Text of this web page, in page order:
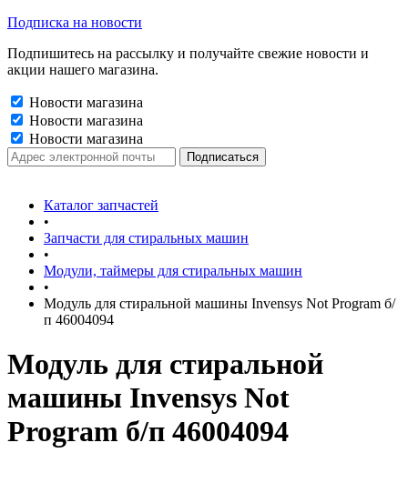
Подписка на новости
Подпишитесь на рассылку и получайте свежие новости и
акции нашего магазина.
Новости магазина
Новости магазина
Новости магазина
Каталог запчастей
•
Запчасти для стиральных машин
•
Модули, таймеры для стиральных машин
•
Модуль для стиральной машины Invensys Not Program б/
п 46004094
Модуль для стиральной
машины Invensys Not
Program б/п 46004094